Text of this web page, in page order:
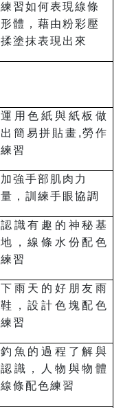
練習如何表現線條
形體，藉由粉彩壓
揉塗抹表現出來
運用色紙與紙板做
出簡易拼貼畫,勞作
練習
加強手部肌肉力
量，訓練手眼協調
認識有趣的神秘基
地，線條水份配色
練習
下雨天的好朋友雨
鞋，設計色塊配色
練習
釣魚的過程了解與
認識，人物與物體
線條配色練習